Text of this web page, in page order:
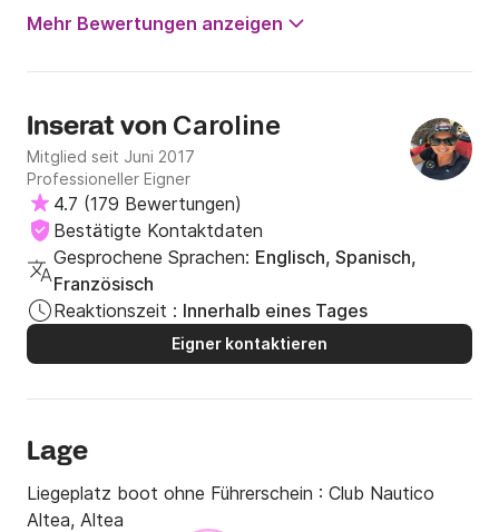
Mehr Bewertungen anzeigen
Inserat von Caroline
Mitglied seit Juni 2017
Professioneller Eigner
4.7 (179 Bewertungen)
Bestätigte Kontaktdaten
Gesprochene Sprachen: Englisch, Spanisch,
Französisch
Reaktionszeit : Innerhalb eines Tages
Eigner kontaktieren
Lage
Liegeplatz boot ohne Führerschein : Club Nautico
Altea, Altea